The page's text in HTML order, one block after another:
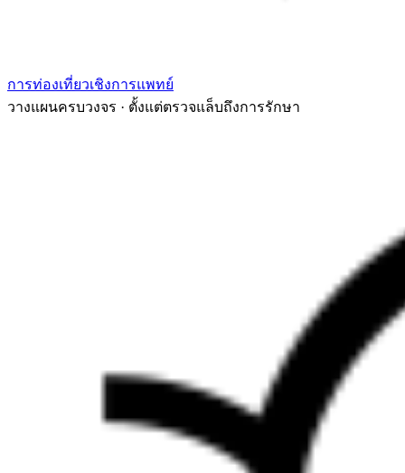
การท่องเที่ยวเชิงการแพทย์
วางแผนครบวงจร · ตั้งแต่ตรวจแล็บถึงการรักษา